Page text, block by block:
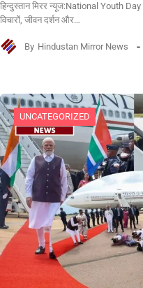
हिन्दुस्तान मिरर न्यूज:National Youth
विचारों, जीवन दर्शन और…
By Hindustan Mirror News
UNCATEGORIZED